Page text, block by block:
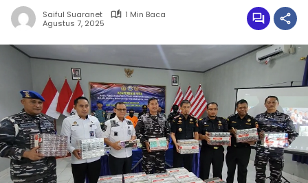
Saiful Suaranet
1 Min Baca
Agustus 7, 2025